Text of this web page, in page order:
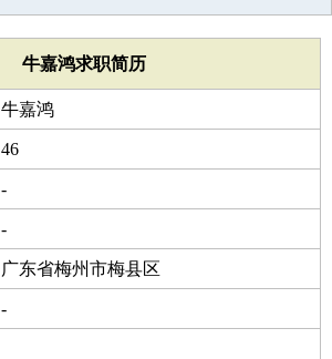
牛嘉鸿求职简历
牛嘉鸿
男
46
1980-10-10
-
高中
-
上海市卢湾区陕西中学
广东省梅州市梅县区
-
-